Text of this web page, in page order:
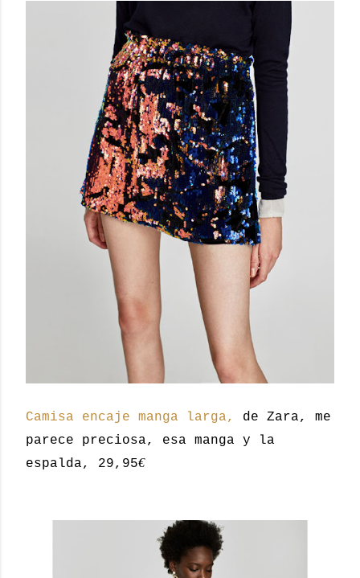
Camisa encaje manga larga,
de Zara, me
parece preciosa, esa manga y la
espalda, 29,95€